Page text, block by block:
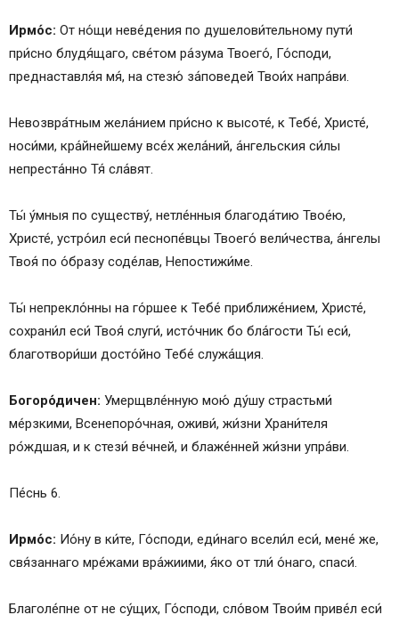
Ирмо́с: От но́щи неве́дения по душелови́тельному пути́
при́сно блудя́щаго, све́том ра́зума Твоего́, Го́споди,
преднаставля́я мя́, на стезю́ за́поведей Твои́х напра́ви.
Невозвра́тным жела́нием при́сно к высоте́, к Тебе́, Христе́,
носи́ми, кра́йнейшему все́х жела́ний, а́нгельския си́лы
непреста́нно Тя́ сла́вят.
Ты́ у́мныя по существу́, нетле́нныя благода́тию Твое́ю,
Христе́, устро́ил еси́ песнопе́вцы Твоего́ вели́чества, а́нгелы
Твоя́ по о́бразу соде́лав, Непостижи́ме.
Ты́ непрекло́нны на го́ршее к Тебе́ приближе́нием, Христе́,
сохрани́л еси́ Твоя́ слуги́, исто́чник бо бла́гости Ты́ еси́,
благотвори́ши досто́йно Тебе́ служа́щия.
Богоро́дичен: Умерщвле́нную мою́ ду́шу страстьми́
ме́рзкими, Всенепоро́чная, оживи́, жи́зни Храни́теля
ро́ждшая, и к стези́ ве́чней, и блаже́нней жи́зни упра́ви.
Пе́снь 6.
Ирмо́с: Ио́ну в ки́те, Го́споди, еди́наго всели́л еси́, мене́ же,
свя́заннаго мре́жами вра́жиими, я́ко от тли́ о́наго, спаси́.
Благоле́пне от не су́щих, Го́споди, сло́вом Твои́м приве́л еси́